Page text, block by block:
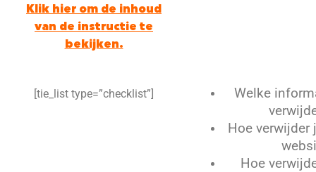
Klik hier om de inhoud
van de instructie te
bekijken.
[tie_list type=”checklist”]
Welke
Hoe
Hoe